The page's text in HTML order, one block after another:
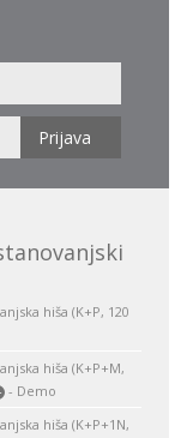
hiša (K+P, 120
hiša (K+P+M,
- Demo
hiša (K+P+1N,